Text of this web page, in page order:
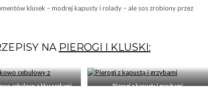
klusek – modrej kapusty i rolady – ale sos zrobiony przez
NA PIEROGI I KLUSKI:
cebulowy z kluseczkami Pierogi z kapustą i grzybami